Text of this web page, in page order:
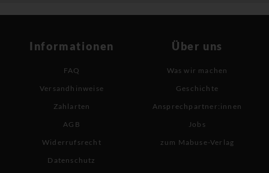
Informationen
FAQ
Versandhinweise
Zahlarten
AGB
Widerrufsrecht
Datenschutz
Über uns
Was wir machen
Geschichte
Ansprechpartner:innen
Jobs
zum Mabuse-Verlag